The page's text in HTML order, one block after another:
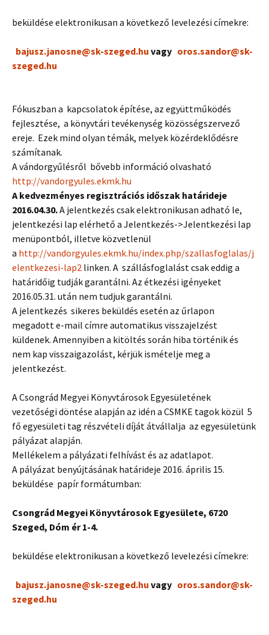
beküldése elektronikusan a következő levelezési címekre:
bajusz.janosne@sk-szeged.hu vagy oros.sandor@sk-
szeged.hu
Fókuszban a kapcsolatok építése, az együttműködés
fejlesztése, a könyvtári tevékenység közösségszervező
ereje. Ezek mind olyan témák, melyek közérdeklődésre
számítanak.
A vándorgyűlésről bővebb információ olvasható
http://vandorgyules.ekmk.hu
A kedvezményes regisztrációs időszak határideje
2016.04.30.A jelentkezés csak elektronikusan adható le,
jelentkezési lap elérhető a Jelentkezés->Jelentkezési lap
menüpontból, illetve közvetlenül
a http://vandorgyules.ekmk.hu/index.php/szallasfoglalas/j
elentkezesi-lap2 linken. A szállásfoglalást csak eddig a
határidőig tudják garantálni. Az étkezési igényeket
2016.05.31. után nem tudjuk garantálni.
A jelentkezés sikeres beküldés esetén az űrlapon
megadott e-mail címre automatikus visszajelzést
küldenek. Amennyiben a kitöltés során hiba történik és
nem kap visszaigazolást, kérjük ismételje meg a
jelentkezést.
A Csongrád Megyei Könyvtárosok Egyesületének
vezetőségi döntése alapján az idén a CSMKE tagok közül 5
fő egyesületi tag részvételi díját átvállalja az egyesületünk
pályázat alapján.
Mellékelem a pályázati felhívást és az adatlapot.
A pályázat benyújtásának határideje 2016. április 15.
beküldése papír formátumban:
Csongrád Megyei Könyvtárosok Egyesülete, 6720
Szeged, Dóm ér 1-4.
beküldése elektronikusan a következő levelezési címekre:
bajusz.janosne@sk-szeged.hu vagy oros.sandor@sk-
szeged.hu